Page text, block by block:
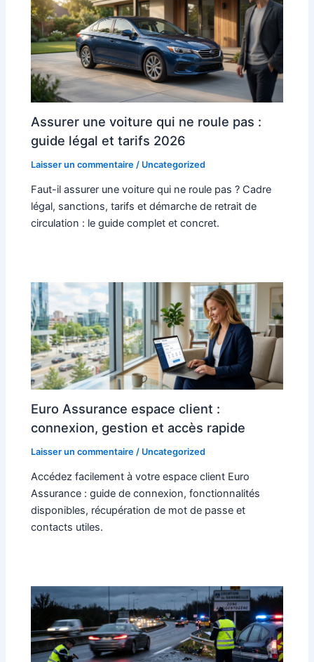
Assurer une voiture qui ne roule pas :
guide légal et tarifs 2026
Laisser un commentaire / Uncategorized
Faut-il assurer une voiture qui ne roule pas ? Cadre
légal, sanctions, tarifs et démarche de retrait de
circulation : le guide complet et concret.
Euro Assurance espace client :
connexion, gestion et accès rapide
Laisser un commentaire / Uncategorized
Accédez facilement à votre espace client Euro
Assurance : guide de connexion, fonctionnalités
disponibles, récupération de mot de passe et
contacts utiles.